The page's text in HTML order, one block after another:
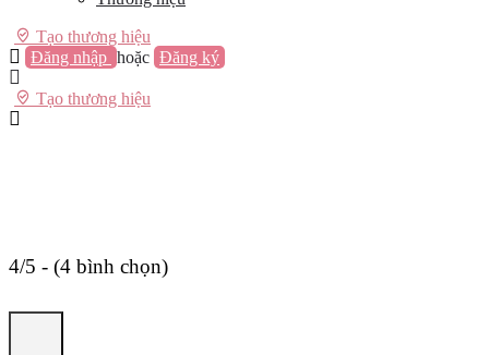
Tạo thương hiệu
Đăng nhập hoặc Đăng ký
Tạo thương hiệu
4/5 - (4 bình chọn)